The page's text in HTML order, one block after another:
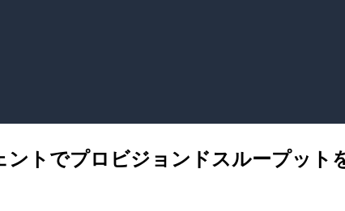
トでプロビジョンドスループット